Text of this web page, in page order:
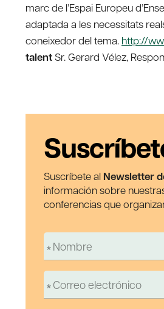
marc de l’Espai Europeu
adaptada a les necessitats
coneixedor del tema. http://
talentSr. Gerard Vélez,
Suscríbete al Newsletter
información sobre
conferencias que